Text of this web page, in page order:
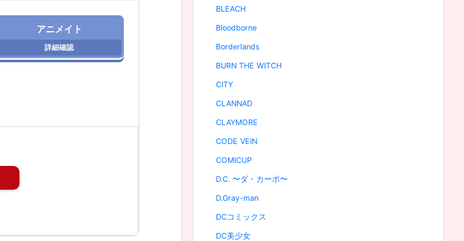
アニメイト
BLEACH
Bloodborne
Borderlands
BURN THE WITCH
CITY
CLANNAD
CLAYMORE
CODE VEIN
COMICUP
D.C. 〜ダ・カーポ〜
D.Gray-man
DCコミックス
DC美少女